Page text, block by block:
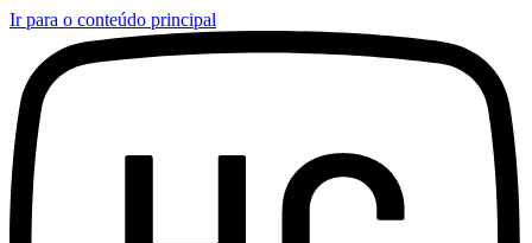
Ir para o conteúdo principal